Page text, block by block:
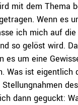
mit dem Thema
Wenn es
ich mich auf
so gelöst wird.
es um eine
Was ist
dann geguckt: